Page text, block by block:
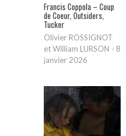
Francis Coppola – Coup
de Coeur, Outsiders,
Tucker
Olivier ROSSIGNOT
et William LURSON - 8
janvier 2026